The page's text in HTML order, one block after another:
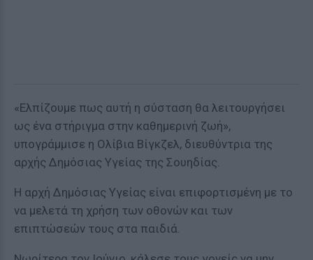
«Ελπίζουμε πως αυτή η σύσταση θα λειτουργήσει
ως ένα στήριγμα στην καθημερινή ζωή»,
υπογράμμισε η Ολίβια Βίγκζελ, διευθύντρια της
αρχής Δημόσιας Υγείας της Σουηδίας.
Η αρχή Δημόσιας Υγείας είναι επιφορτισμένη με το
να μελετά τη χρήση των οθονών και των
επιπτώσεών τους στα παιδιά.